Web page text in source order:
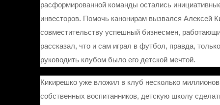
расформированной команды остались
инвесторов. Помочь канонирам вызвался Алексей
совместительству успешный бизнесмен,
рассказал, что и сам играл в футбол, правда,
руководить клубом было его детской мечтой.
Кикирешко уже вложил в клуб несколько
собственных воспитанников, детскую школу